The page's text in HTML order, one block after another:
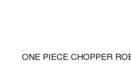
ONE PIECE CHOPPER